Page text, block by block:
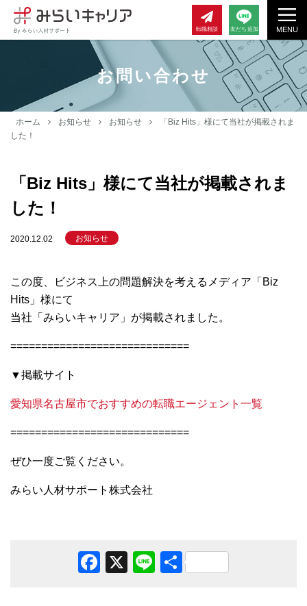
MENU
転職相談 友だち追加
お問い合わせ
ホーム お知らせ お知らせ
「Biz Hits」様にて当社が掲載されま
した！
「Biz Hits」様にて当社が掲載されま
した！
2020.12.02 お知らせ
この度、ビジネス上の問題解決を考えるメディア「Biz
Hits」様にて
当社「みらいキャリア」が掲載されました。
=============================
▼掲載サイト
愛知県名古屋市でおすすめの転職エージェント一覧
=============================
ぜひ一度ご覧ください。
みらい人材サポート株式会社
Facebook
X Line共